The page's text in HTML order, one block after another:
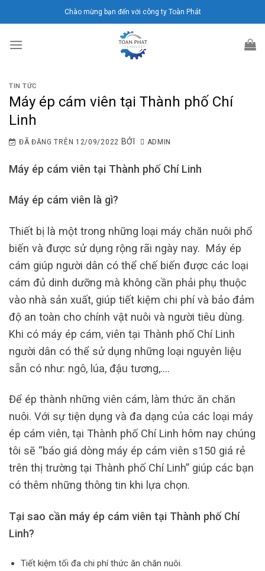
đến
dung
Chào mừng bạn đến với công ty Toàn Phát
TIN TỨC
Máy ép cám viên tại Thành phố Chí
Linh
ĐÃ ĐĂNG TRÊN 12/09/2022 BỞI ADMIN
Máy ép cám viên tại Thành phố Chí Linh
Máy ép cám viên là gì?
Thiết bị là một trong những loại máy chăn nuôi phổ
biến và được sử dụng rộng rãi ngày nay. Máy ép
cám giúp người dân có thể chế biến được các loại
cám đủ dinh dưỡng mà không cần phải phụ thuộc
vào nhà sản xuất, giúp tiết kiệm chi phí và bảo đảm
độ an toàn cho chính vật nuôi và người tiêu dùng.
Khi có máy ép cám, viên tại Thành phố Chí Linh
người dân có thể sử dụng những loại nguyên liệu
sẵn có như: ngô, lúa, đậu tương,….
Để ép thành những viên cám, làm thức ăn chăn
nuôi. Với sự tiện dụng và đa dạng của các loại máy
ép cám viên, tại Thành phố Chí Linh hôm nay chúng
tôi sẽ “báo giá dòng máy ép cám viên s150 giá rẻ
trên thị trường tại Thành phố Chí Linh” giúp các bạn
có thêm những thông tin khi lựa chọn.
Tại sao cần máy ép cám viên tại Thành phố Chí
Linh?
Tiết kiệm tối đa chi phí thức ăn chăn nuôi.